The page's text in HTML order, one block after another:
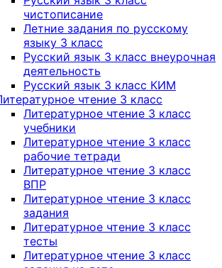
чистописание
Летние задания по русскому
языку 3 класс
Русский язык 3 класс внеурочная
деятельность
Русский язык 3 класс КИМ
чтение 3 класс
Литературное чтение 3 класс
учебники
Литературное чтение 3 класс
рабочие тетради
Литературное чтение 3 класс
ВПР
Литературное чтение 3 класс
задания
Литературное чтение 3 класс
тесты
Литературное чтение 3 класс